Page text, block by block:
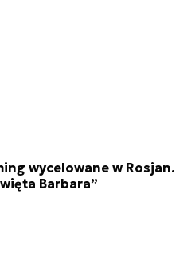
wycelowane w Rosjan.
Barbara”